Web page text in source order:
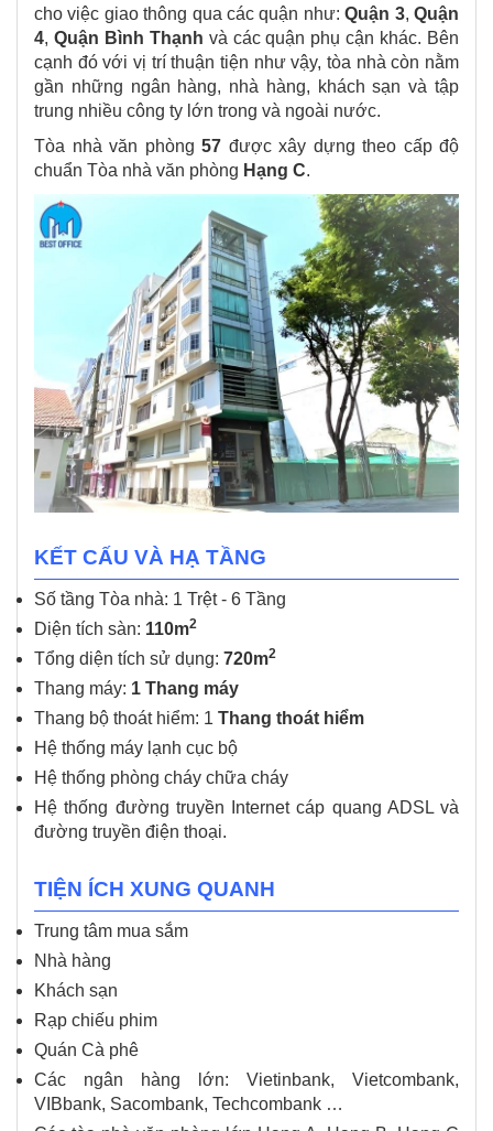
cho việc giao thông qua các quận như:Quận 3,Quận
4, Quận Bình Thạnh và các quận phụ cận khác. Bên
cạnh đó với vị trí thuận tiện như vậy, tòa nhà còn nằm
gần những ngân hàng, nhà hàng, khách sạn và tập
trung nhiều công ty lớn trong và ngoài nước.
Tòa nhà văn phòng 57 được xây dựng theo cấp độ
chuẩn Tòa nhà văn phòng Hạng C.
KẾT CẤU VÀ HẠ TẦNG
Số tầng Tòa nhà: 1 Trệt - 6 Tầng
Diện tích sàn: 110m2
Tổng diện tích sử dụng: 720m2
Thang máy: 1 Thang máy
Thang bộ thoát hiểm: 1 Thang thoát hiểm
Hệ thống máy lạnh cục bộ
Hệ thống phòng cháy chữa cháy
Hệ thống đường truyền Internet cáp quang ADSL và
đường truyền điện thoại.
TIỆN ÍCH XUNG QUANH
Trung tâm mua sắm
Nhà hàng
Khách sạn
Rạp chiếu phim
Quán Cà phê
Các ngân hàng lớn: Vietinbank, Vietcombank,
VIBbank, Sacombank, Techcombank …